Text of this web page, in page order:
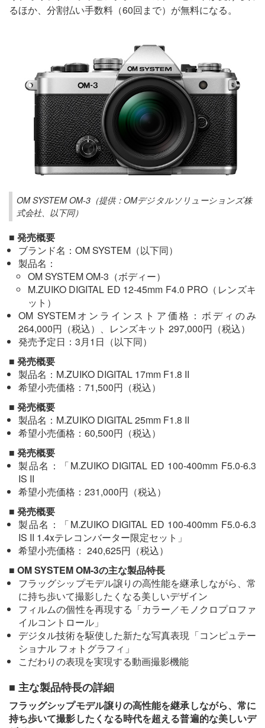
るほか、分割払い手数料（60回まで）が無料になる。
OM SYSTEM OM-3（提供：OMデジタルソリューションズ株
式会社、以下同）
■ 発売概要
ブランド名：OM SYSTEM（以下同）
製品名：
OM SYSTEM OM-3（ボディー）
M.ZUIKO DIGITAL ED 12-45mm F4.0 PRO（レンズキ
ット）
OM SYSTEMオンラインストア価格：ボディのみ
264,000円（税込）、レンズキット 297,000円（税込）
発売予定日：3月1日（以下同）
■ 発売概要
製品名：M.ZUIKO DIGITAL 17mm F1.8 II
希望小売価格：71,500円（税込）
■ 発売概要
製品名：M.ZUIKO DIGITAL 25mm F1.8 II
希望小売価格：60,500円（税込）
■ 発売概要
製品名：「M.ZUIKO DIGITAL ED 100-400mm F5.0-6.3
IS II
希望小売価格：231,000円（税込）
■ 発売概要
製品名：「M.ZUIKO DIGITAL ED 100-400mm F5.0-6.3
IS II 1.4xテレコンバーター限定セット」
希望小売価格： 240,625円（税込）
■ OM SYSTEM OM-3の主な製品特長
フラッグシップモデル譲りの高性能を継承しながら、常
に持ち歩いて撮影したくなる美しいデザイン
フィルムの個性を再現する「カラー／モノクロプロファ
イルコントロール」
デジタル技術を駆使した新たな写真表現「コンピュテー
ショナル フォトグラフィ」
こだわりの表現を実現する動画撮影機能
■ 主な製品特長の詳細
フラッグシップモデル譲りの高性能を継承しながら、常に
持ち歩いて撮影したくなる時代を超える普遍的な美しいデ